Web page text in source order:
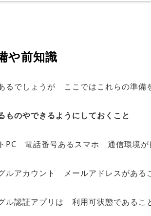
や前知識
るでしょうが ここではこれらの準備
ものやできるようにしておくこと
PC 電話番号あるスマホ 通信環境が
ルアカウント メールアドレスがある
ル認証アプリは 利用可状態であるこ